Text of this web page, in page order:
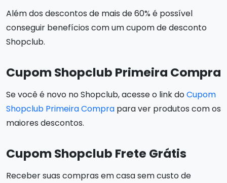
Além dos descontos de mais de 60% é possível
conseguir benefícios com um cupom de desconto
Shopclub.
Cupom Shopclub Primeira Compra
Se você é novo no Shopclub, acesse o link doCupom
Shopclub Primeira Compra para ver produtos com os
maiores descontos.
Cupom Shopclub Frete Grátis
Receber suas compras em casa sem custo de